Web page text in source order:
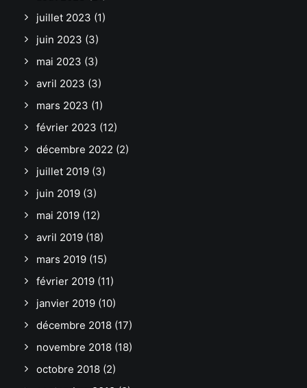
juillet 2023 (1)
juin 2023 (3)
mai 2023 (3)
avril 2023 (3)
mars 2023 (1)
février 2023 (12)
décembre 2022 (2)
juillet 2019 (3)
juin 2019 (3)
mai 2019 (12)
avril 2019 (18)
mars 2019 (15)
février 2019 (11)
janvier 2019 (10)
décembre 2018 (17)
novembre 2018 (18)
octobre 2018 (2)